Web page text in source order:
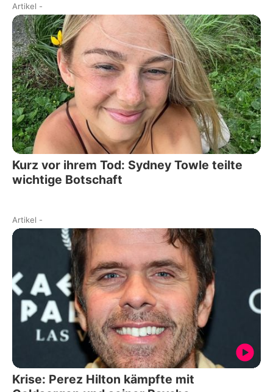
Artikel -
Kurz vor ihrem Tod: Sydney Towle teilte
wichtige Botschaft
Artikel -
Krise: Perez Hilton kämpfte mit